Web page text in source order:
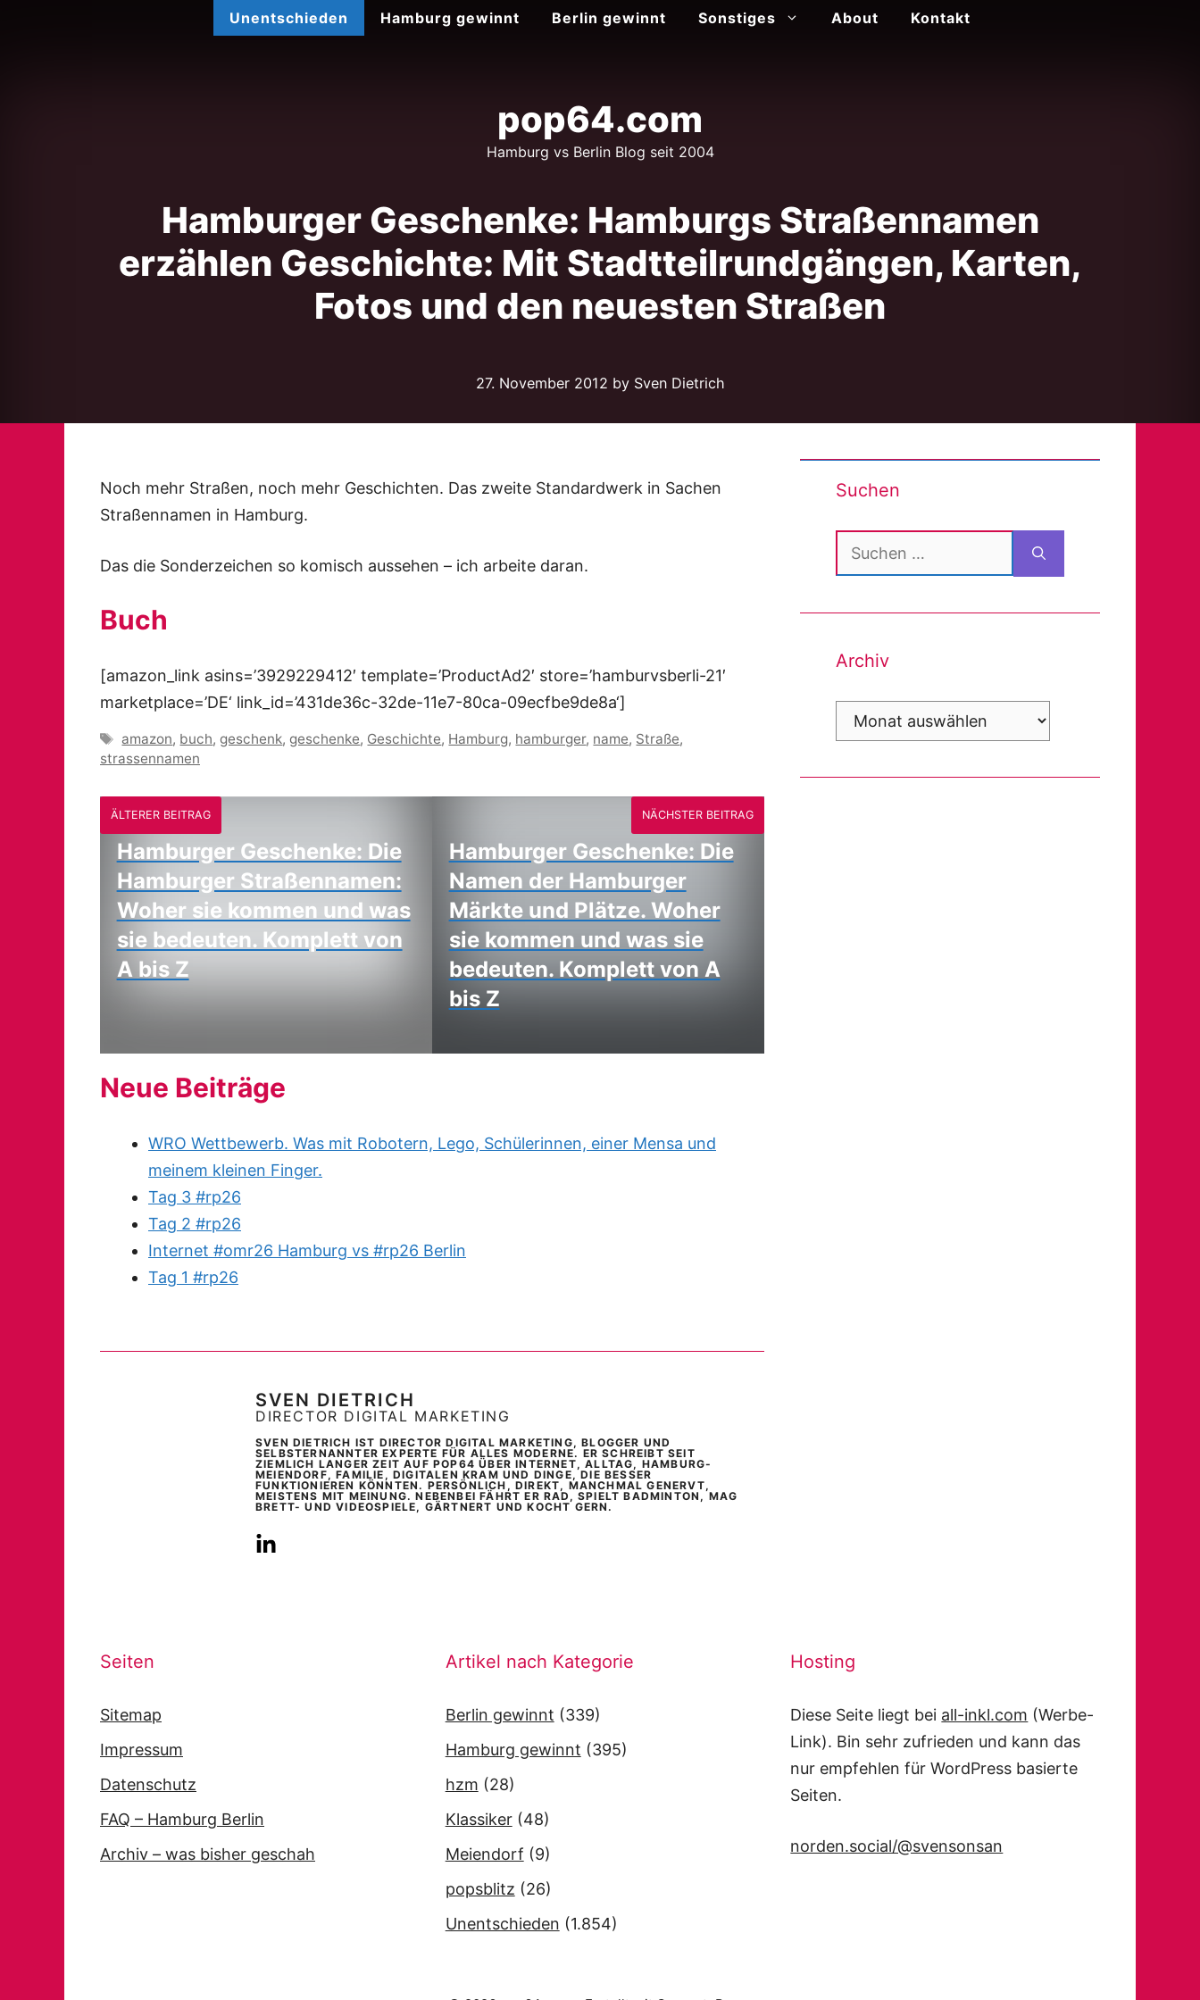
Unentschieden Hamburg gewinnt Berlin gewinnt Sonstiges About Kontakt
pop64.com
Hamburg vs Berlin Blog seit 2004
Hamburger Geschenke: Hamburgs Straßennamen
erzählen Geschichte: Mit Stadtteilrundgängen, Karten,
Fotos und den neuesten Straßen
27. November 2012 by Sven Dietrich
Noch mehr Straßen, noch mehr Geschichten. Das zweite Standardwerk in Sachen
Straßennamen in Hamburg.
Das die Sonderzeichen so komisch aussehen – ich arbeite daran.
Buch
[amazon_link asins=’3929229412′ template=’ProductAd2′ store=’hamburvsberli-21′
marketplace=’DE‘ link_id=’431de36c-32de-11e7-80ca-09ecfbe9de8a‘]
Schlagwörter
amazon, buch,geschenk,geschenke, Geschichte, Hamburg, hamburger, name, Straße,
strassennamen
ÄLTERER BEITRAG
Hamburger Geschenke: Die
Hamburger Straßennamen:
Woher sie kommen und was
sie bedeuten. Komplett von
A bis Z
Hamburger Geschenke: Die
Namen der Hamburger
Märkte und Plätze. Woher
sie kommen und was sie
bedeuten. Komplett von A
bis Z
NÄCHSTER BEITRAG
Neue Beiträge
WRO Wettbewerb. Was mit Robotern, Lego, Schülerinnen, einer Mensa und
meinem kleinen Finger.
Tag 3 #rp26
Tag 2 #rp26
Internet #omr26 Hamburg vs #rp26 Berlin
Tag 1 #rp26
SVEN DIETRICH
DIRECTOR DIGITAL MARKETING
SVEN DIETRICH IST DIRECTOR DIGITAL MARKETING, BLOGGER UND
SELBSTERNANNTER EXPERTE FÜR ALLES MODERNE. ER SCHREIBT SEIT
ZIEMLICH LANGER ZEIT AUF POP64 ÜBER INTERNET, ALLTAG, HAMBURG-
MEIENDORF, FAMILIE, DIGITALEN KRAM UND DINGE, DIE BESSER
FUNKTIONIEREN KÖNNTEN. PERSÖNLICH, DIREKT, MANCHMAL GENERVT,
MEISTENS MIT MEINUNG. NEBENBEI FÄHRT ER RAD, SPIELT BADMINTON, MAG
BRETT- UND VIDEOSPIELE, GÄRTNERT UND KOCHT GERN.
Suchen
Suchen
Archiv
Archiv
Seiten
Sitemap
Impressum
Datenschutz
FAQ – Hamburg Berlin
Archiv – was bisher geschah
Artikel nach Kategorie
Berlin gewinnt (339)
Hamburg gewinnt (395)
hzm (28)
Klassiker(48)
Meiendorf (9)
popsblitz (26)
Unentschieden (1.854)
Hosting
Diese Seite liegt bei all-inkl.com (Werbe-
Link). Bin sehr zufrieden und kann das
nur empfehlen für WordPress basierte
Seiten.
norden.social/@svensonsan